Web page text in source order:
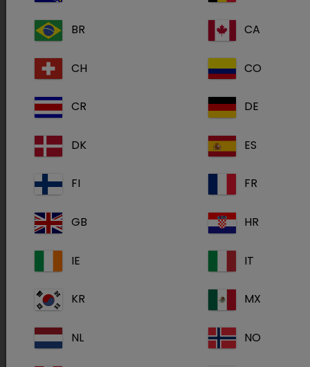
Då man tror att
pachydermatis
Staphylococcus
pseudintermediu
s interagerar, kommer båda
att öka i antal.
BR CA
CH CO
CR DE
DK ES
FI FR
GB HR
IE IT
KR MX
NL NO